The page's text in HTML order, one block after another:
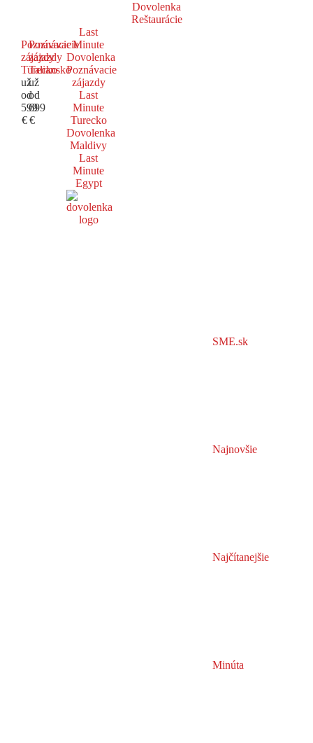
Dovolenka
Reštaurácie
Poznávacie
zájazdy
Turecko
už
od
599
€
Poznávacie
zájazdy
Taliansko
už
od
699
€
Last
Minute
Dovolenka
Poznávacie
zájazdy
Last
Minute
Turecko
Dovolenka
Maldivy
Last
Minute
Egypt
SME.sk
Najnovšie
Najčítanejšie
Minúta